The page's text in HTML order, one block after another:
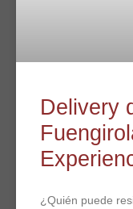
Delivery
¿Quién puede